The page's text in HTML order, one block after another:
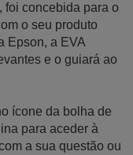
foi concebida para o
o seu produto
Epson, a EVA
e o guiará ao
ícone da bolha de
para aceder à
a sua questão ou